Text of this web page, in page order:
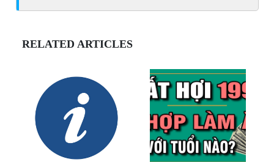
RELATED ARTICLES